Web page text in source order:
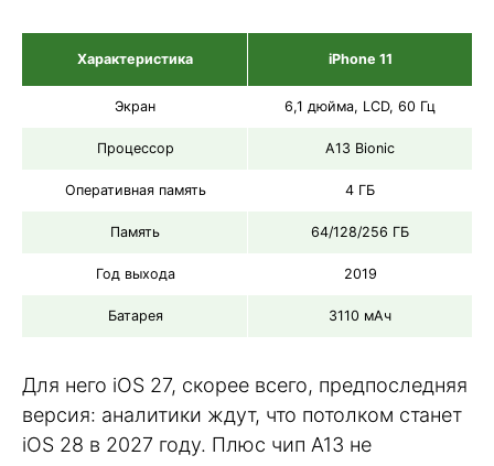
Характеристика iPhone 11
Экран 6,1 дюйма, LCD, 60 Гц
Процессор A13 Bionic
Оперативная память 4 ГБ
Память 64/128/256 ГБ
Год выхода 2019
Батарея 3110 мАч
Для него iOS 27, скорее всего, предпоследняя
версия: аналитики ждут, что потолком станет
iOS 28 в 2027 году. Плюс чип A13 не